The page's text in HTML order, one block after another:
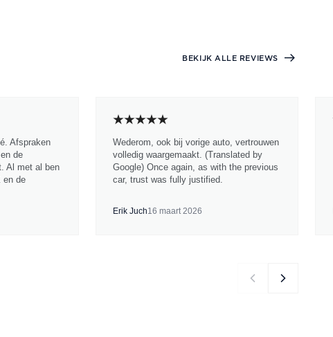
BEKIJK ALLE REVIEWS
Afspraken
de
Al met al ben
en de
Wederom, ook bij vorige auto, vertrouwen
volledig waargemaakt. (Translated by
Google) Once again, as with the previous
car, trust was fully justified.
Erik Juch16 maart 2026